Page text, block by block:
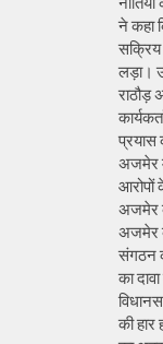
ने कहा
सक्रिय
लड़ा।
राठौड़
प्रयास
अजमेर
आरोपों
अजमेर
अजमेर
संगठन
का
की हार